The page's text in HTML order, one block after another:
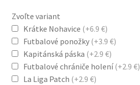
Zvoľte variant
Krátke Nohavice (+6.9 €)
Futbalové ponožky (+3.9 €)
Kapitánská páska (+2.9 €)
Futbalové chrániče holení(+2.9 €)
La Liga Patch (+2.9 €)